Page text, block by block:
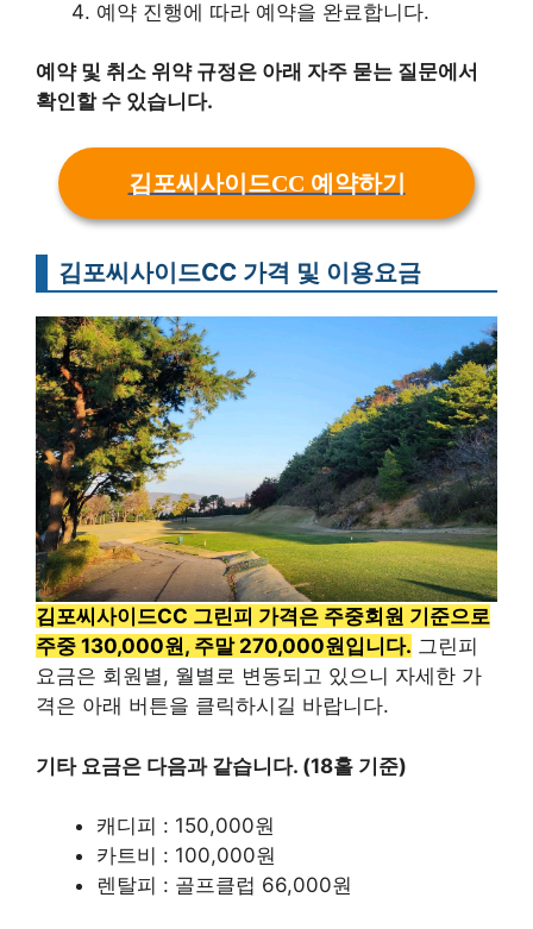
예약 진행에 따라 예약을 완료합니다.
예약 및 취소 위약 규정은 아래 자주 묻는 질문에서
확인할 수 있습니다.
김포씨사이드CC 예약하기
김포씨사이드CC 가격 및 이용요금
김포씨사이드CC 그린피 가격은 주중회원 기준으로
주중 130,000원, 주말 270,000원입니다. 그린피
요금은 회원별, 월별로 변동되고 있으니 자세한 가
격은 아래 버튼을 클릭하시길 바랍니다.
기타 요금은 다음과 같습니다. (18홀 기준)
캐디피 : 150,000원
카트비 : 100,000원
렌탈피 : 골프클럽 66,000원